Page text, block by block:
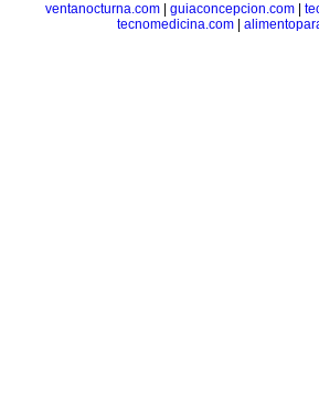
ventanocturna.com| guiaconcepcion.com|
tecnomedicina.com|